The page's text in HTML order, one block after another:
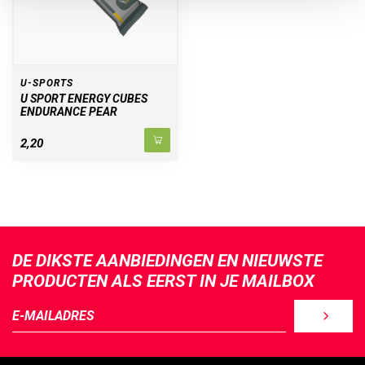
U-SPORTS
U SPORT ENERGY CUBES
ENDURANCE PEAR
2,20
DE DIKSTE AANBIEDINGEN EN NIEUWSTE
PRODUCTEN ALS EERST IN JE MAILBOX